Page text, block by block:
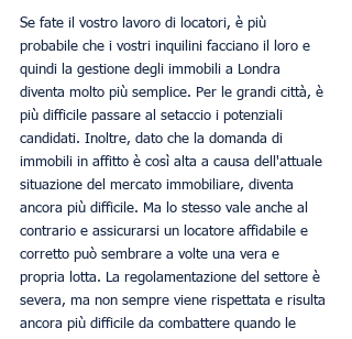
Se fate il vostro lavoro di locatori, è più
probabile che i vostri inquilini facciano il loro e
quindi la gestione degli immobili a Londra
diventa molto più semplice. Per le grandi città, è
più difficile passare al setaccio i potenziali
candidati. Inoltre, dato che la domanda di
immobili in affitto è così alta a causa dell'attuale
situazione del mercato immobiliare, diventa
ancora più difficile. Ma lo stesso vale anche al
contrario e assicurarsi un locatore affidabile e
corretto può sembrare a volte una vera e
propria lotta. La regolamentazione del settore è
severa, ma non sempre viene rispettata e risulta
ancora più difficile da combattere quando le